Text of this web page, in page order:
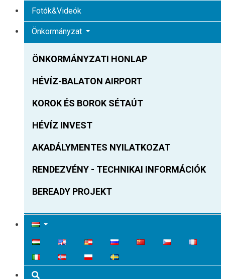
Fotók&Videók
Önkormányzat
ÖNKORMÁNYZATI HONLAP
HÉVÍZ-BALATON AIRPORT
KOROK ÉS BOROK SÉTAÚT
HÉVÍZ INVEST
AKADÁLYMENTES NYILATKOZAT
RENDEZVÉNY - TECHNIKAI INFORMÁCIÓK
BEREADY PROJEKT